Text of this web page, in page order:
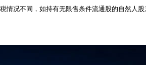
况不同，如持有无限售条件流通股的自然人股